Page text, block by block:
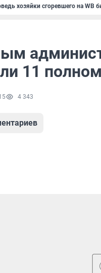
хозяйки сгоревшего на WB
11
4 343